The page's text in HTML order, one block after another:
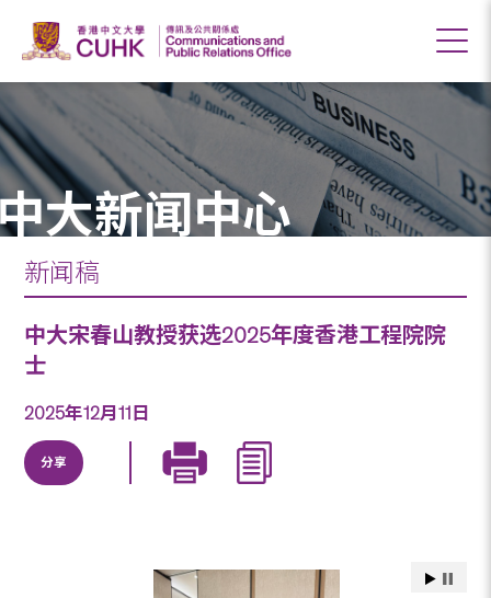
大新闻中心
新闻稿
中大宋春山教授获选2025年度香港工程院院
士
2025年12月11日
分享